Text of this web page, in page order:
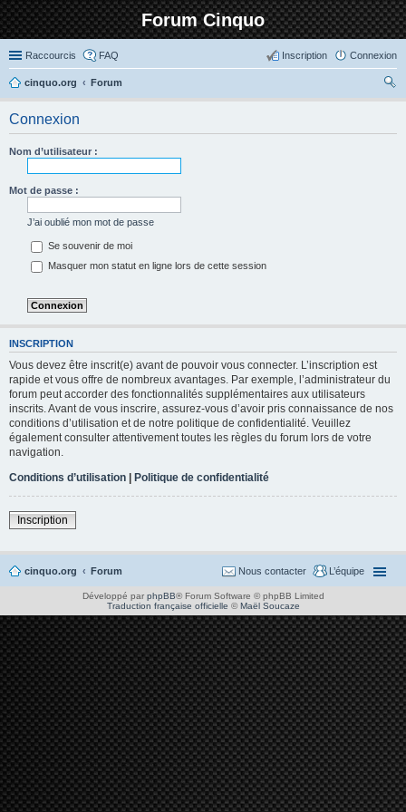
Forum Cinquo
Raccourcis FAQ Connexion
Inscription
cinquo.org
Forum
Connexion
Nom d’utilisateur :
Mot de passe :
J’ai oublié mon mot de passe
Se souvenir de moi
Masquer mon statut en ligne lors de cette session
INSCRIPTION
Vous devez être inscrit(e) avant de pouvoir vous connecter. L’inscription est
rapide et vous offre de nombreux avantages. Par exemple, l’administrateur du
forum peut accorder des fonctionnalités supplémentaires aux utilisateurs
inscrits. Avant de vous inscrire, assurez-vous d’avoir pris connaissance de nos
conditions d’utilisation et de notre politique de confidentialité. Veuillez
également consulter attentivement toutes les règles du forum lors de votre
navigation.
Conditions d’utilisation | Politique de confidentialité
Inscription
cinquo.org Forum L’équipe
Nous contacter
Développé par phpBB® Forum Software © phpBB Limited
Traduction française officielle ©Maël Soucaze